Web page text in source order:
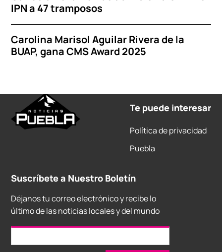
IPN a 47 tramposos
Carolina Marisol Aguilar Rivera de la
BUAP, gana CMS Award 2025
Te puede interesar
Política de privacidad
Puebla
Suscríbete a Nuestro Boletín
Déjanos tu correo electrónico y recibe lo
último de las noticias locales y del mundo